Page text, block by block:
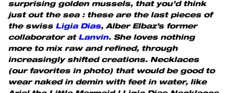
surprising golden mussels, that you’d think
just out the sea : these are the last pieces of
the swiss Ligia Dias, Alber Elbaz’s former
collaborator at Lanvin. She loves nothing
more to mix raw and refined, through
increasingly shifted creations. Necklaces
(our favorites in photo) that would be good to
wear naked in demin with feet in water, like